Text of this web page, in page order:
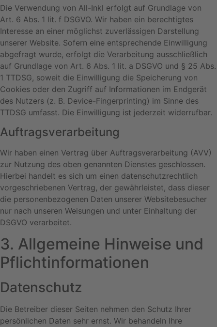
Die Verwendung von All-Inkl erfolgt auf Grundlage von
Art. 6 Abs. 1 lit. f DSGVO. Wir haben ein berechtigtes
Interesse an einer möglichst zuverlässigen Darstellung
unserer Website. Sofern eine entsprechende Einwilligung
abgefragt wurde, erfolgt die Verarbeitung ausschließlich
auf Grundlage von Art. 6 Abs. 1 lit. a DSGVO und § 25 Abs.
1 TTDSG, soweit die Einwilligung die Speicherung von
Cookies oder den Zugriff auf Informationen im Endgerät
des Nutzers (z. B. Device-Fingerprinting) im Sinne des
TTDSG umfasst. Die Einwilligung ist jederzeit widerrufbar.
Auftragsverarbeitung
Wir haben einen Vertrag über Auftragsverarbeitung (AVV)
zur Nutzung des oben genannten Dienstes geschlossen.
Hierbei handelt es sich um einen datenschutzrechtlich
vorgeschriebenen Vertrag, der gewährleistet, dass dieser
die personenbezogenen Daten unserer Websitebesucher
nur nach unseren Weisungen und unter Einhaltung der
DSGVO verarbeitet.
3. Allgemeine Hinweise und
Pflicht­informationen
Datenschutz
Die Betreiber dieser Seiten nehmen den Schutz Ihrer
persönlichen Daten sehr ernst. Wir behandeln Ihre